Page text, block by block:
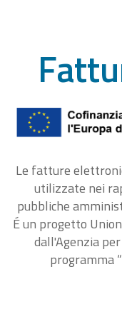
Le fatture
utilizzate nei
pubbliche
É un progetto
dall'Agenzia
programma